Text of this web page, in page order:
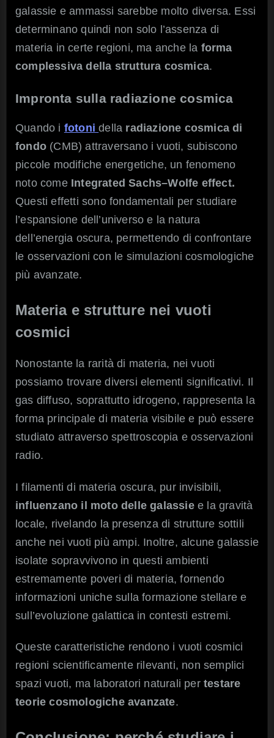
galassie e ammassi sarebbe molto diversa. Essi
determinano quindi non solo l’assenza di
materia in certe regioni, ma anche la forma
complessiva della struttura cosmica.
Impronta sulla radiazione cosmica
Quando i fotoni della radiazione cosmica di
fondo (CMB) attraversano i vuoti, subiscono
piccole modifiche energetiche, un fenomeno
noto come Integrated Sachs–Wolfe effect.
Questi effetti sono fondamentali per studiare
l’espansione dell’universo e la natura
dell’energia oscura, permettendo di confrontare
le osservazioni con le simulazioni cosmologiche
più avanzate.
Materia e strutture nei vuoti
cosmici
Nonostante la rarità di materia, nei vuoti
possiamo trovare diversi elementi significativi. Il
gas diffuso, soprattutto idrogeno, rappresenta la
forma principale di materia visibile e può essere
studiato attraverso spettroscopia e osservazioni
radio.
I filamenti di materia oscura, pur invisibili,
influenzano il moto delle galassiee la gravità
locale, rivelando la presenza di strutture sottili
anche nei vuoti più ampi. Inoltre, alcune galassie
isolate sopravvivono in questi ambienti
estremamente poveri di materia, fornendo
informazioni uniche sulla formazione stellare e
sull’evoluzione galattica in contesti estremi.
Queste caratteristiche rendono i vuoti cosmici
regioni scientificamente rilevanti, non semplici
spazi vuoti, ma laboratori naturali pertestare
teorie cosmologiche avanzate.